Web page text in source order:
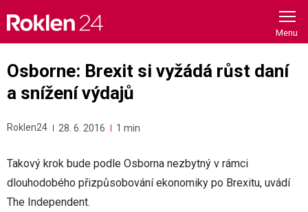
content
Osborne: Brexit si vyžádá růst daní
a snížení výdajů
Roklen24 28. 6. 2016 1 min
Takový krok bude podle Osborna nezbytný v rámci
dlouhodobého přizpůsobování ekonomiky po Brexitu, uvádí
The Independent.